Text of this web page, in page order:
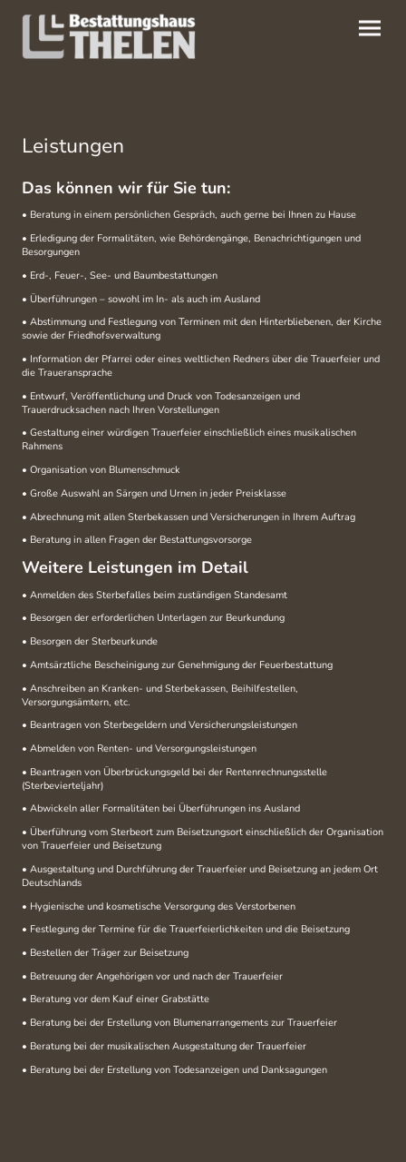
Leistungen
Das können wir für Sie tun:
• Beratung in einem persönlichen Gespräch, auch gerne bei Ihnen zu Hause
• Erledigung der Formalitäten, wie Behördengänge, Benachrichtigungen und
Besorgungen
• Erd-, Feuer-, See- und Baumbestattungen
• Überführungen – sowohl im In- als auch im Ausland
• Abstimmung und Festlegung von Terminen mit den Hinterbliebenen, der Kirche
sowie der Friedhofsverwaltung
• Information der Pfarrei oder eines weltlichen Redners über die Trauerfeier und
die Traueransprache
• Entwurf, Veröffentlichung und Druck von Todesanzeigen und
Trauerdrucksachen nach Ihren Vorstellungen
• Gestaltung einer würdigen Trauerfeier einschließlich eines musikalischen
Rahmens
• Organisation von Blumenschmuck
• Große Auswahl an Särgen und Urnen in jeder Preisklasse
• Abrechnung mit allen Sterbekassen und Versicherungen in Ihrem Auftrag
• Beratung in allen Fragen der Bestattungsvorsorge
Weitere Leistungen im Detail
• Anmelden des Sterbefalles beim zuständigen Standesamt
• Besorgen der erforderlichen Unterlagen zur Beurkundung
• Besorgen der Sterbeurkunde
• Amtsärztliche Bescheinigung zur Genehmigung der Feuerbestattung
• Anschreiben an Kranken- und Sterbekassen, Beihilfestellen,
Versorgungsämtern, etc.
• Beantragen von Sterbegeldern und Versicherungsleistungen
• Abmelden von Renten- und Versorgungsleistungen
• Beantragen von Überbrückungsgeld bei der Rentenrechnungsstelle
(Sterbevierteljahr)
• Abwickeln aller Formalitäten bei Überführungen ins Ausland
• Überführung vom Sterbeort zum Beisetzungsort einschließlich der Organisation
von Trauerfeier und Beisetzung
• Ausgestaltung und Durchführung der Trauerfeier und Beisetzung an jedem Ort
Deutschlands
• Hygienische und kosmetische Versorgung des Verstorbenen
• Festlegung der Termine für die Trauerfeierlichkeiten und die Beisetzung
• Bestellen der Träger zur Beisetzung
• Betreuung der Angehörigen vor und nach der Trauerfeier
• Beratung vor dem Kauf einer Grabstätte
• Beratung bei der Erstellung von Blumenarrangements zur Trauerfeier
• Beratung bei der musikalischen Ausgestaltung der Trauerfeier
• Beratung bei der Erstellung von Todesanzeigen und Danksagungen